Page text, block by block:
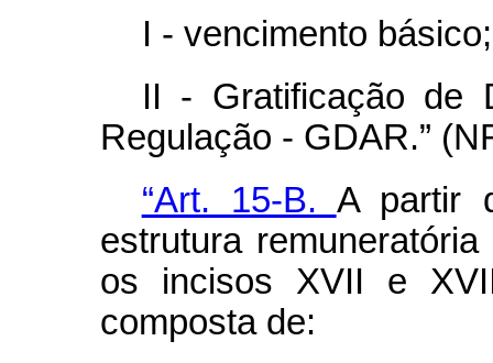
I - vencimento
II - Gratificação de
Regulação - GDAR.”
“Art. 15-B. A partir
estrutura
os incisos XVII e
composta de: